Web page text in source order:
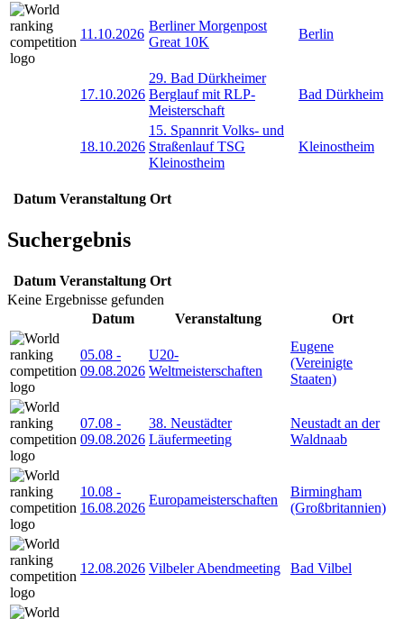
11.10.2026
Berliner Morgenpost
Great 10K
Berlin
17.10.2026
29. Bad Dürkheimer
Berglauf mit RLP-
Meisterschaft
Bad Dürkheim
18.10.2026
15. Spannrit Volks- und
Straßenlauf TSG
Kleinostheim
Kleinostheim
Datum Veranstaltung Ort
Suchergebnis
Datum Veranstaltung Ort
Keine Ergebnisse gefunden
Datum
Veranstaltung Ort
05.08 -
09.08.2026
U20-
Weltmeisterschaften
Eugene
(Vereinigte
Staaten)
07.08 -
09.08.2026
38. Neustädter
Läufermeeting
Neustadt an der
Waldnaab
10.08 -
16.08.2026
Europameisterschaften
Birmingham
(Großbritannien)
12.08.2026 Vilbeler Abendmeeting Bad Vilbel